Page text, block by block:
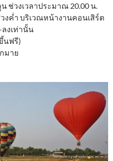
ช่วงเวลาประมาณ 20.00 น.
งค่ำ บริเวณหน้างานคอนเสิร์ต
งเท่านั้น
นฟรี)
มาย